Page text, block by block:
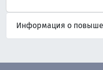
Информация о